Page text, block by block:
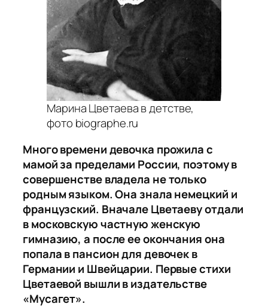
Марина Цветаева в детстве,
фото biographe.ru
Много времени девочка прожила с
мамой за пределами России, поэтому в
совершенстве владела не только
родным языком. Она знала немецкий и
французский. Вначале Цветаеву отдали
в московскую частную женскую
гимназию, а после ее окончания она
попала в пансион для девочек в
Германии и Швейцарии. Первые стихи
Цветаевой вышли в издательстве
«Мусагет».